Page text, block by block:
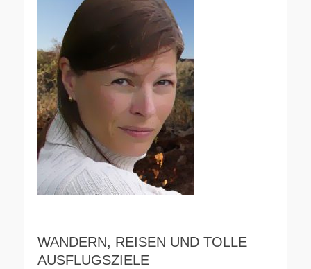
WANDERN, REISEN UND TOLLE
AUSFLUGSZIELE